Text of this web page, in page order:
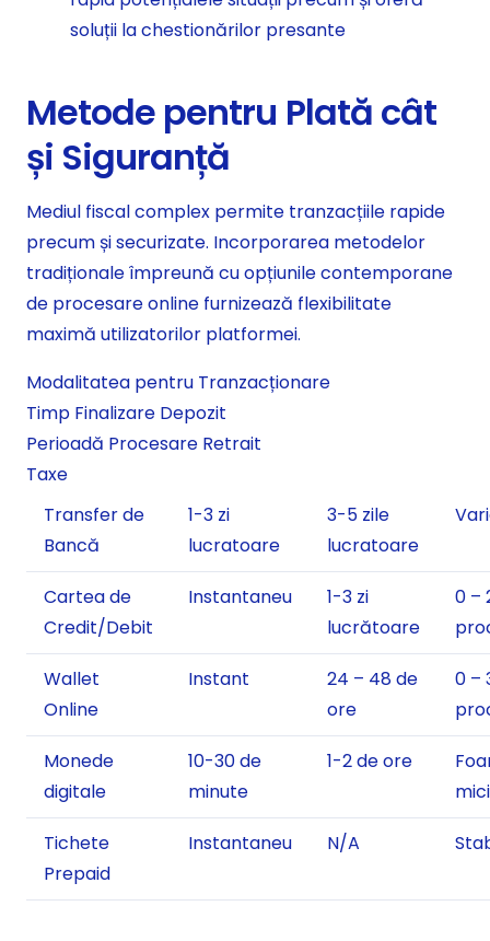
soluții la chestionărilor presante
Metode pentru Plată cât
și Siguranță
Mediul fiscal complex permite tranzacțiile rapide
precum și securizate. Incorporarea metodelor
tradiționale împreună cu opțiunile contemporane
de procesare online furnizează flexibilitate
maximă utilizatorilor platformei.
Modalitatea pentru Tranzacționare
Timp Finalizare Depozit
Perioadă Procesare Retrait
Taxe
Transfer de
Bancă
1-3 zi
lucratoare
3-5 zile
lucratoare
Cartea de
Credit/Debit
Instantaneu
1-3 zi
lucrătoare
0 –
Wallet
Online
Instant
24 – 48 de
ore
0 –
Monede
digitale
10-30 de
minute
1-2 de ore
mici
Tichete
Prepaid
Instantaneu N/A